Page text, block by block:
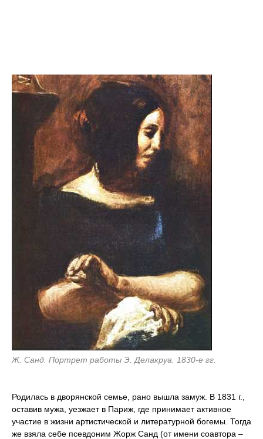
Ж. Санд. Портрет работы Э. Делакруа. 1830-е гг.
Родилась в дворянской семье, рано вышла замуж. В 1831 г.,
оставив мужа, уезжает в Париж, где принимает активное
участие в жизни артистической и литературной богемы. Тогда
же взяла себе псевдоним Жорж Санд (от имени соавтора –